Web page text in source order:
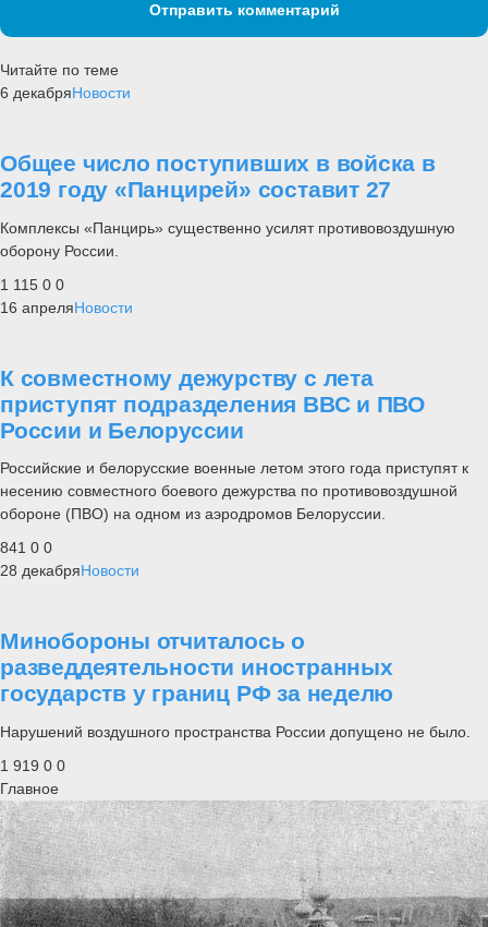
Отправить комментарий
Читайте по теме
6 декабряНовости
Общее число поступивших в войска в
2019 году «Панцирей» составит 27
Комплексы «Панцирь» существенно усилят противовоздушную
оборону России.
1 115 0 0
16 апреляНовости
К совместному дежурству с лета
приступят подразделения ВВС и ПВО
России и Белоруссии
Российские и белорусские военные летом этого года приступят к
несению совместного боевого дежурства по противовоздушной
обороне (ПВО) на одном из аэродромов Белоруссии.
841 0 0
28 декабряНовости
Минобороны отчиталось о
разведдеятельности иностранных
государств у границ РФ за неделю
Нарушений воздушного пространства России допущено не было.
1 919 0 0
Главное